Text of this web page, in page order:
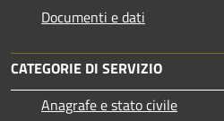
Documenti e dati
CATEGORIE DI SERVIZIO
Anagrafe e stato civile